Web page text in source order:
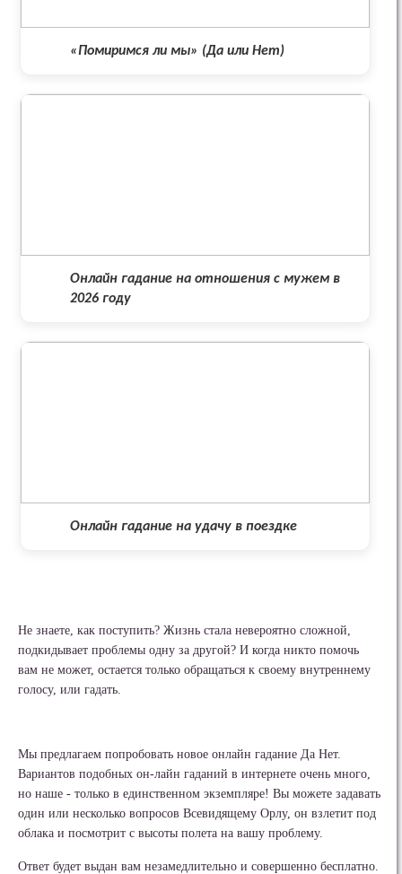
«Помиримся ли мы» (Да или Нет)
Онлайн гадание на отношения с мужем в
2026 году
Онлайн гадание на удачу в поездке
Не знаете, как поступить? Жизнь стала невероятно сложной,
подкидывает проблемы одну за другой? И когда никто помочь
вам не может, остается только обращаться к своему внутреннему
голосу, или гадать.
Мы предлагаем попробовать новое онлайн гадание Да Нет.
Вариантов подобных он-лайн гаданий в интернете очень много,
но наше - только в единственном экземпляре! Вы можете задавать
один или несколько вопросов Всевидящему Орлу, он взлетит под
облака и посмотрит с высоты полета на вашу проблему.
Ответ будет выдан вам незамедлительно и совершенно бесплатно.